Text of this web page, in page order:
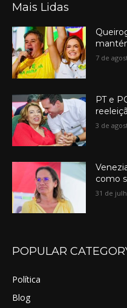
Mais Lidas
7 de
PT e
3 de
como
31 de
POPULAR
Política
Blog